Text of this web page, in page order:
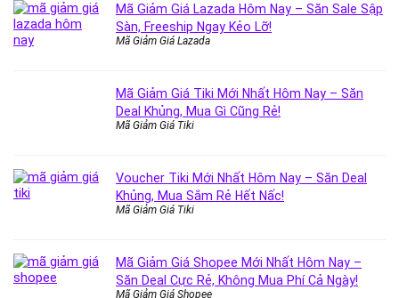
Mã Giảm Giá Lazada Hôm Nay – Săn Sale Sập
Sàn, Freeship Ngay Kẻo Lỡ!
Mã Giảm Giá Lazada
Mã Giảm Giá Tiki Mới Nhất Hôm Nay – Săn
Deal Khủng, Mua Gì Cũng Rẻ!
Mã Giảm Giá Tiki
Voucher Tiki Mới Nhất Hôm Nay – Săn Deal
Khủng, Mua Sắm Rẻ Hết Nấc!
Mã Giảm Giá Tiki
Mã Giảm Giá Shopee Mới Nhất Hôm Nay –
Săn Deal Cực Rẻ, Không Mua Phí Cả Ngày!
Mã Giảm Giá Shopee